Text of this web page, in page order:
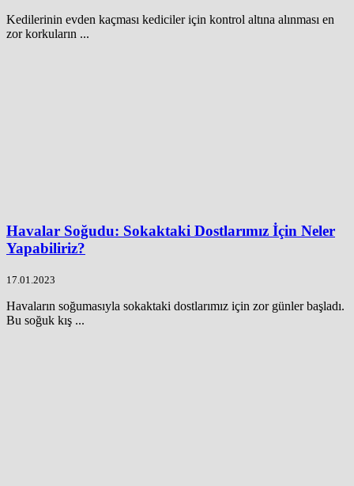
Kedilerinin evden kaçması kediciler için kontrol altına alınması en
zor korkuların ...
Havalar Soğudu: Sokaktaki Dostlarımız İçin Neler
Yapabiliriz?
17.01.2023
Havaların soğumasıyla sokaktaki dostlarımız için zor günler başladı.
Bu soğuk kış ...